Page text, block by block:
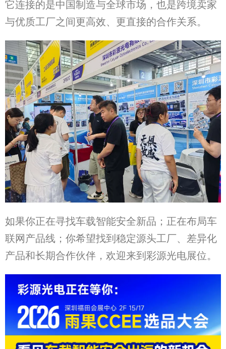
它连接的是中国制造与全球市场，也是跨境卖家
与优质工厂之间更高效、更直接的合作关系。
如果你正在寻找车载智能安全新品；正在布局车
联网产品线；你希望找到稳定源头工厂、差异化
产品和长期合作伙伴，欢迎来到彩源光电展位。